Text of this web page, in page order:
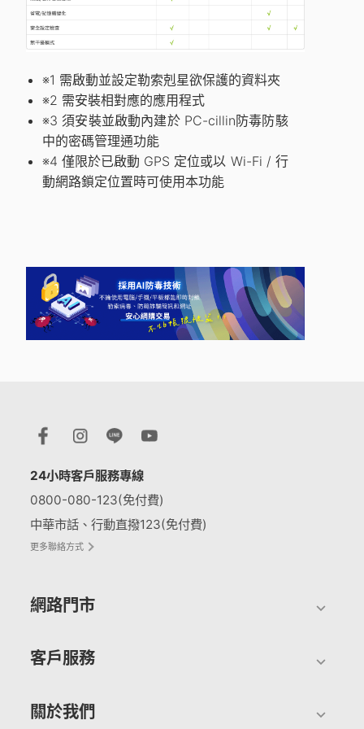
※1 需啟動並設定勒索剋星欲保護的資料夾
※2 需安裝相對應的應用程式
※3 須安裝並啟動內建於 PC-cillin防毒防駭
中的密碼管理通功能
※4 僅限於已啟動 GPS 定位或以 Wi-Fi / 行
動網路鎖定位置時可使用本功能
24小時客戶服務專線
0800-080-123(免付費)
中華市話、行動直撥123(免付費)
更多聯絡方式
網路門市
客戶服務
關於我們